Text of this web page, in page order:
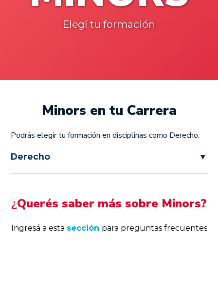
Elegí tu formación
Minors en tu Carrera
Podrás elegir tu formación en disciplinas como Derecho.
Derecho ▼
¿Querés saber más sobre Minors?
Ingresá a esta sección para preguntas frecuentes